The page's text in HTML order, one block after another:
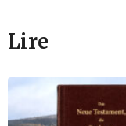
Lire